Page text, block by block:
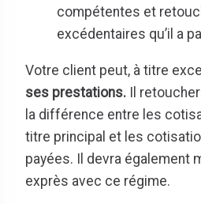
compétentes et
excédentaires qu’il a
Votre client peut, à titre
ses prestations. Il
la différence entre les
titre principal et les
payées. Il devra également
exprès avec ce régime.